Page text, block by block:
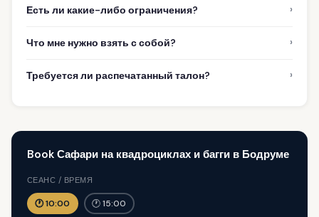
Есть ли какие-либо ограничения? ›
Что мне нужно взять с собой? ›
Требуется ли распечатанный талон? ›
Book Сафари на квадроциклах и багги в Бодруме
СЕАНС / ВРЕМЯ
🕐 10:00 🕐 15:00